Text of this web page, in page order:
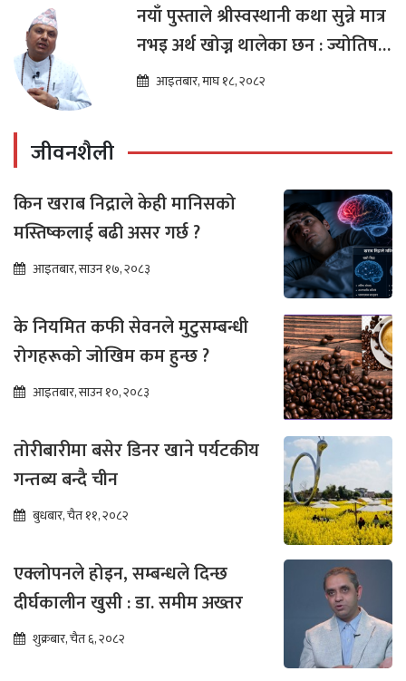
नयाँ पुस्ताले श्रीस्वस्थानी कथा सुन्ने मात्र
नभइ अर्थ खोज्न थालेका छन : ज्योतिष
तारा लोचन न्यौपाने
आइतबार, माघ १८, २०८२
जीवनशैली
किन खराब निद्राले केही मानिसको
मस्तिष्कलाई बढी असर गर्छ ?
आइतबार, साउन १७, २०८३
के नियमित कफी सेवनले मुटुसम्बन्धी
रोगहरूको जोखिम कम हुन्छ ?
आइतबार, साउन १०, २०८३
तोरीबारीमा बसेर डिनर खाने पर्यटकीय
गन्तब्य बन्दै चीन
बुधबार, चैत ११, २०८२
एक्लोपनले होइन, सम्बन्धले दिन्छ
दीर्घकालीन खुसी : डा. समीम अख्तर
शुक्रबार, चैत ६, २०८२